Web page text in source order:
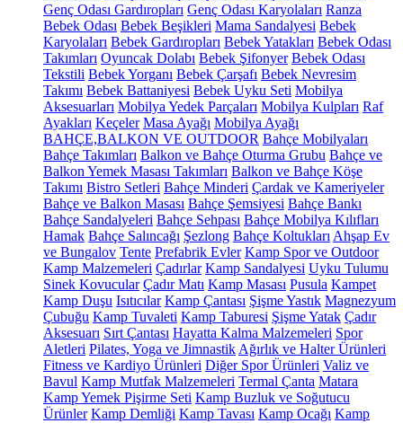
Genç Odası Gardıropları Genç Odası Karyolaları Ranza
Bebek Odası Bebek Beşikleri Mama Sandalyesi Bebek
Karyolaları Bebek Gardıropları Bebek Yatakları Bebek Odası
Takımları Oyuncak Dolabı Bebek Şifonyer Bebek Odası
Tekstili Bebek Yorganı Bebek Çarşafı Bebek Nevresim
Takımı Bebek Battaniyesi Bebek Uyku Seti Mobilya
Aksesuarları Mobilya Yedek Parçaları Mobilya Kulpları Raf
Ayakları Keçeler Masa Ayağı Mobilya Ayağı
BAHÇE,BALKON VE OUTDOOR Bahçe Mobilyaları
Bahçe Takımları Balkon ve Bahçe Oturma Grubu Bahçe ve
Balkon Yemek Masası Takımları Balkon ve Bahçe Köşe
Takımı Bistro Setleri Bahçe Minderi Çardak ve Kameriyeler
Bahçe ve Balkon Masası Bahçe Şemsiyesi Bahçe Bankı
Bahçe Sandalyeleri Bahçe Sehpası Bahçe Mobilya Kılıfları
Hamak Bahçe Salıncağı Şezlong Bahçe Koltukları Ahşap Ev
ve Bungalov Tente Prefabrik Evler Kamp Spor ve Outdoor
Kamp Malzemeleri Çadırlar Kamp Sandalyesi Uyku Tulumu
Sinek Kovucular Çadır Matı Kamp Masası Pusula Kampet
Kamp Duşu Isıtıcılar Kamp Çantası Şişme Yastık Magnezyum
Çubuğu Kamp Tuvaleti Kamp Taburesi Şişme Yatak Çadır
Aksesuarı Sırt Çantası Hayatta Kalma Malzemeleri Spor
Aletleri Pilates, Yoga ve Jimnastik Ağırlık ve Halter Ürünleri
Fitness ve Kardiyo Ürünleri Diğer Spor Ürünleri Valiz ve
Bavul Kamp Mutfak Malzemeleri Termal Çanta Matara
Kamp Yemek Pişirme Seti Kamp Buzluk ve Soğutucu
Ürünler Kamp Demliği Kamp Tavası Kamp Ocağı Kamp